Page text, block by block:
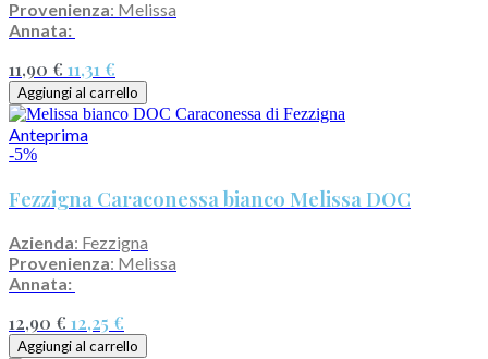
Provenienza: Melissa
Annata:
11,90 € 11,31 €
Aggiungi al carrello
Anteprima
-5%
Fezzigna Caraconessa bianco Melissa DOC
Azienda: Fezzigna
Provenienza: Melissa
Annata:
12,90 € 12,25 €
Aggiungi al carrello